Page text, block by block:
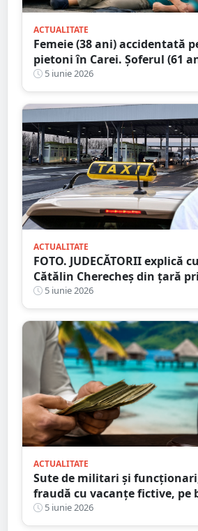
ACTUALITATE
Femeie (38 ani) accidentată
pietoni în Carei. Șoferul (61
consumase alcool
5 iunie 2026
ACTUALITATE
FOTO. JUDECĂTORII explică
Cătălin Cherecheș din țară
Petea. „Plan bine pus la
mici detalii”
5 iunie 2026
ACTUALITATE
Sute de militari și
fraudă cu vacanțe fictive,
5 iunie 2026